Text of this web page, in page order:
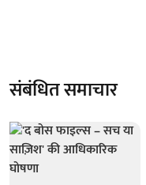
संबंधित समाचार